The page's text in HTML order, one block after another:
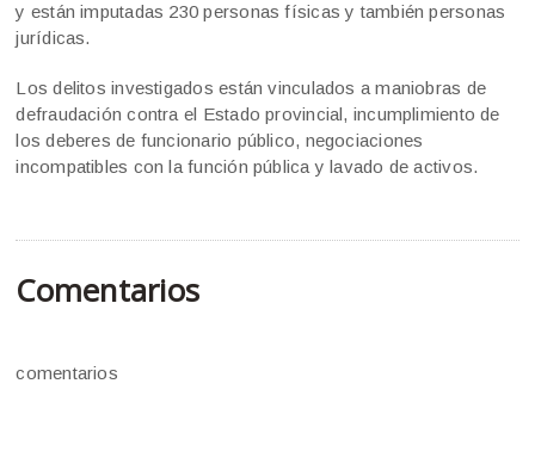
y están imputadas 230 personas físicas y también personas
jurídicas.
Los delitos investigados están vinculados a maniobras de
defraudación contra el Estado provincial, incumplimiento de
los deberes de funcionario público, negociaciones
incompatibles con la función pública y lavado de activos.
Comentarios
comentarios